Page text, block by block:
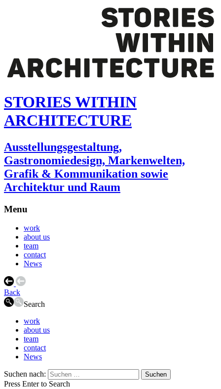
STORIES WITHIN
ARCHITECTURE
Ausstellungsgestaltung,
Gastronomiedesign, Markenwelten,
Grafik & Kommunikation sowie
Architektur und Raum
Menu
work
about us
team
contact
News
Back
Search
work
about us
team
contact
News
Suchen nach:
Press Enter to Search